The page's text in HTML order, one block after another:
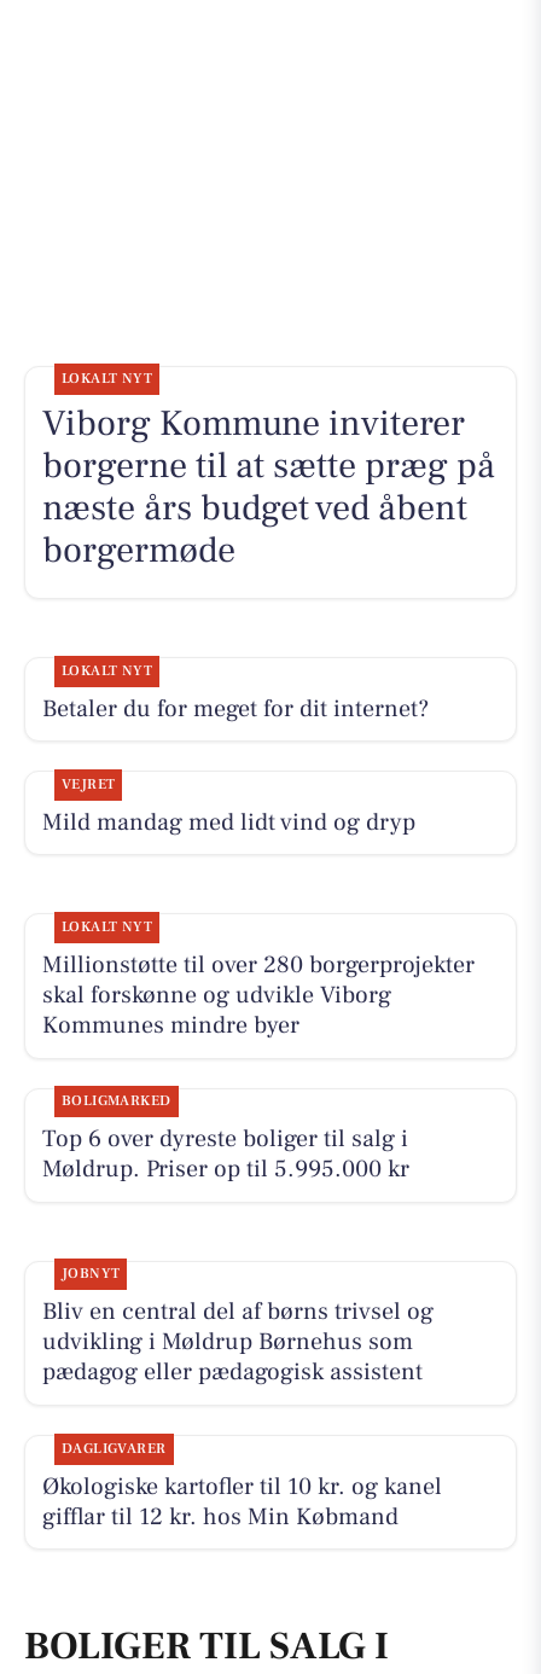
LOKALT NYT
Viborg Kommune inviterer
borgerne til at sætte præg på
næste års budget ved åbent
borgermøde
LOKALT NYT
Betaler du for meget for dit internet?
VEJRET
Mild mandag med lidt vind og dryp
LOKALT NYT
Millionstøtte til over 280 borgerprojekter
skal forskønne og udvikle Viborg
Kommunes mindre byer
BOLIGMARKED
Top 6 over dyreste boliger til salg i
Møldrup. Priser op til 5.995.000 kr
JOBNYT
Bliv en central del af børns trivsel og
udvikling i Møldrup Børnehus som
pædagog eller pædagogisk assistent
DAGLIGVARER
Økologiske kartofler til 10 kr. og kanel
gifflar til 12 kr. hos Min Købmand
BOLIGER TIL SALG I